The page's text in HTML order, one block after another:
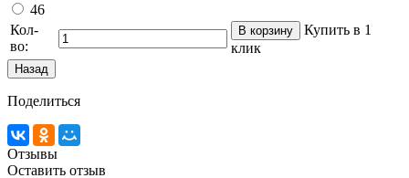
46
Кол-
во:
Купить в 1
клик
Поделиться
Отзывы
Оставить отзыв